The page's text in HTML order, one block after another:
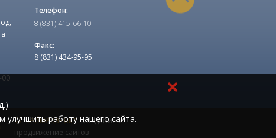
00
Телефон:
8 (831) 415-66-10
Факс:
8 (831) 434-95-95
© Вебмеханика- создание и
продвижение сайтов
работу нашего сайта.